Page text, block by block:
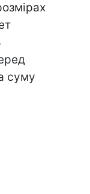
суму